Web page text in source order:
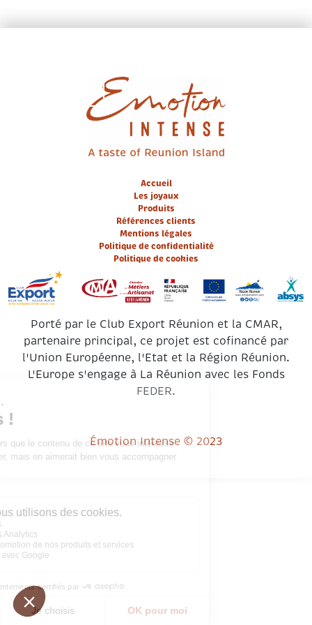
Accueil
Les joyaux
Produits
Références clients
Mentions légales
Politique de confidentialité
Politique de cookies
Porté par le Club Export Réunion et la CMAR,
partenaire principal, ce projet est cofinancé par
l'Union Européenne, l'Etat et la Région Réunion.
L'Europe s'engage à La Réunion avec les Fonds
FEDER.
Émotion Intense © 2023